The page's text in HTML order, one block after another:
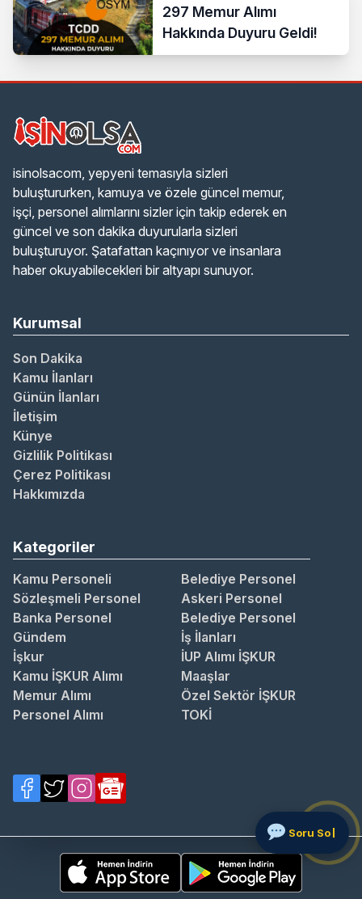
297 Memur Alımı
Hakkında Duyuru Geldi!
isinolsacom, yepyeni temasıyla sizleri
buluştururken, kamuya ve özele güncel memur,
işçi, personel alımlarını sizler için takip ederek en
güncel ve son dakika duyurularla sizleri
buluşturuyor. Şatafattan kaçınıyor ve insanlara
haber okuyabilecekleri bir altyapı sunuyor.
Kurumsal
Son Dakika
Kamu İlanları
Günün İlanları
İletişim
Künye
Gizlilik Politikası
Çerez Politikası
Hakkımızda
Kategoriler
Kamu Personeli
Belediye Personel
Sözleşmeli Personel
Askeri Personel
Banka Personel
Belediye Personel
Gündem
İş İlanları
İşkur
İUP Alımı İŞKUR
Kamu İŞKUR Alımı
Maaşlar
Memur Alımı
Özel Sektör İŞKUR
Personel Alımı
TOKİ